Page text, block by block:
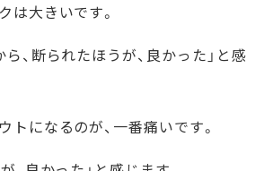
大きいです。
、断られたほうが、良かった」と感
になるのが、一番痛いです。